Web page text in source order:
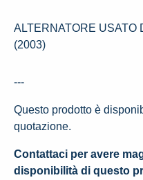
ALTERNATORE USATO
(2003)
---
Questo prodotto è
quotazione.
Contattaci per avere
disponibilità di questo